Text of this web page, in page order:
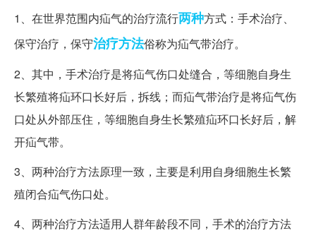
1、在世界范围内疝气的治疗流行两种方式：手术治疗、
保守治疗，保守治疗方法俗称为疝气带治疗。
2、其中，手术治疗是将疝气伤口处缝合，等细胞自身生
长繁殖将疝环口长好后，拆线；而疝气带治疗是将疝气伤
口处从外部压住，等细胞自身生长繁殖疝环口长好后，解
开疝气带。
3、两种治疗方法原理一致，主要是利用自身细胞生长繁
殖闭合疝气伤口处。
4、两种治疗方法适用人群年龄段不同，手术的治疗方法